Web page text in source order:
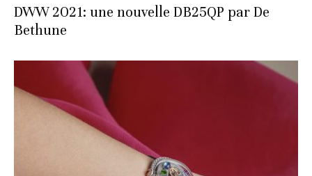
DWW 2021: une nouvelle DB25QP par De
Bethune